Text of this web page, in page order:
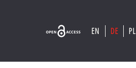
EN DE PL